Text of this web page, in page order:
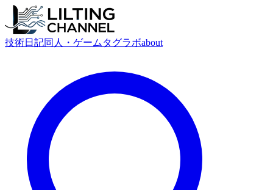
技術日記同人・ゲーム タグラボabout